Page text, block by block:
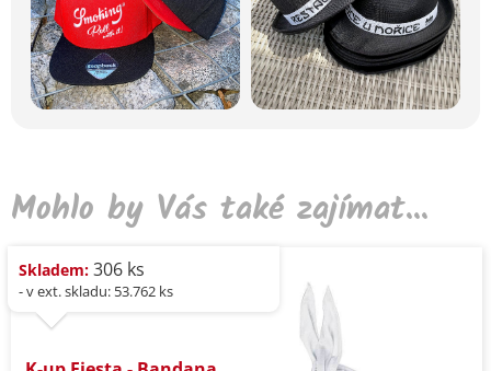
Mohlo by Vás také zajímat...
Skladem: 306 ks
- v ext. skladu: 53.762 ks